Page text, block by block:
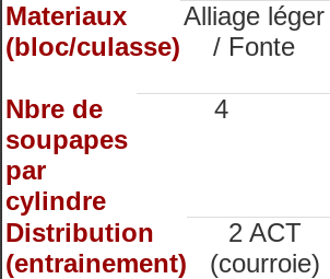
Materiaux
(bloc/culasse)
Alliage léger
/ Fonte
Nbre de
soupapes
par
cylindre
4
Distribution
(entrainement)
2 ACT
(courroie)